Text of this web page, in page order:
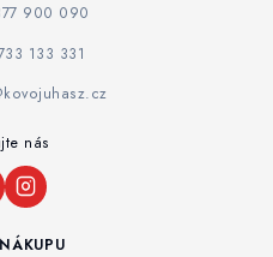
900 090
133 331
nás